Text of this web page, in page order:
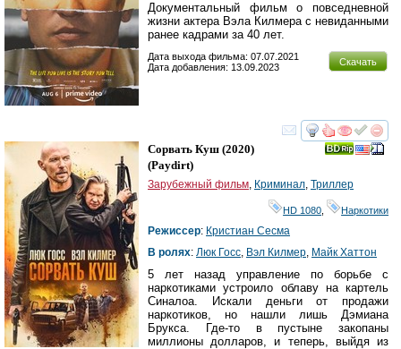
Документальный фильм о повседневной
жизни актера Вэла Килмера с невиданными
ранее кадрами за 40 лет.
Скачать
Дата выхода фильма: 07.07.2021
Дата добавления: 13.09.2023
смотреть
Сорвать Куш (2020)
(Paydirt)
Зарубежный фильм, Криминал, Триллер
HD 1080 Наркотики
Режиссер: Кристиан Сесма
В ролях: Люк Госс, Вэл Килмер, Майк Хаттон
5 лет назад управление по борьбе с
наркотиками устроило облаву на картель
Синалоа. Искали деньги от продажи
наркотиков, но нашли лишь Дэмиана
Брукса. Где-то в пустыне закопаны
миллионы долларов, и теперь, выйдя из